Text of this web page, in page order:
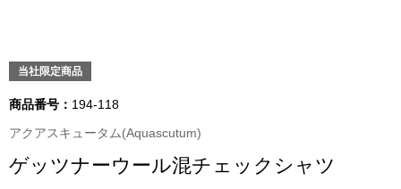
ベスト
当社限定商品
商品番号： 194-118
アクアスキュータム(Aquascutum)
ゲッツナーウール混チェックシャツ